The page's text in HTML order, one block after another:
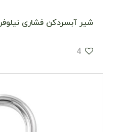
شیر آبسردکن فشاری نیلوفر
4